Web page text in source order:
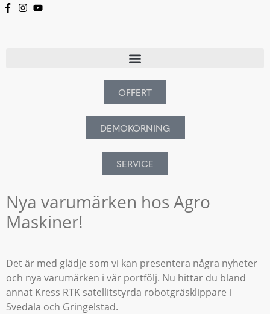
OFFERT
DEMOKÖRNING
SERVICE
Nya varumärken hos Agro
Maskiner!
Det är med glädje som vi kan presentera några nyheter
och nya varumärken i vår portfölj. Nu hittar du bland
annat Kress RTK satellitstyrda robotgräsklippare i
Svedala och Gringelstad.